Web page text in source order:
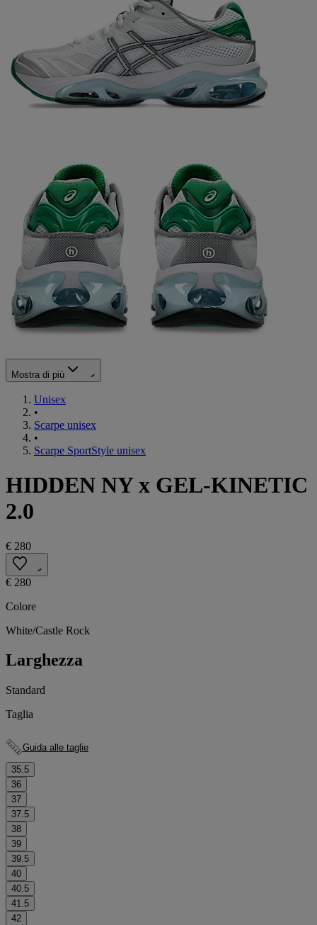
Mostra di più
Unisex
•
Scarpe unisex
•
Scarpe SportStyle unisex
HIDDEN NY x GEL-KINETIC
2.0
€ 280
€ 280
Colore
White/Castle Rock
Larghezza
Standard
Taglia
Guida alle taglie
35.5
36
37
37.5
38
39
39.5
40
40.5
41.5
42